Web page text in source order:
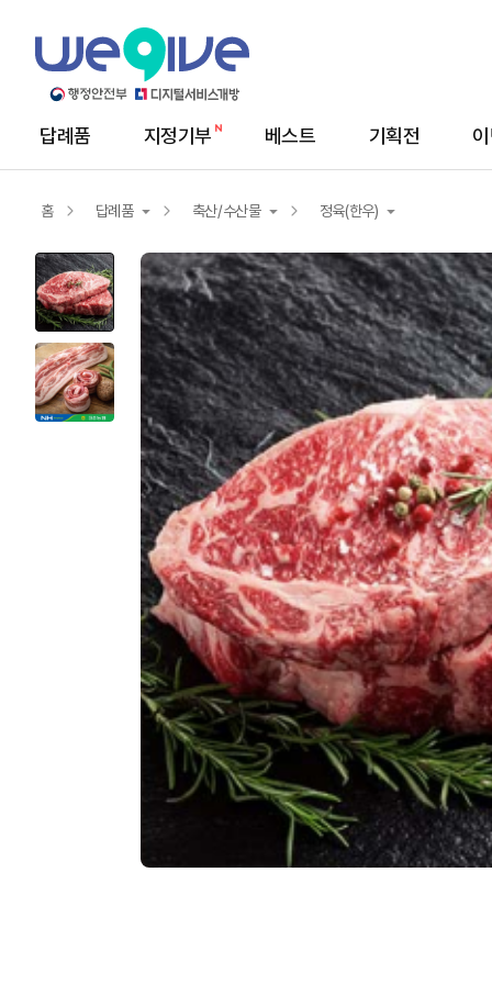
메
답례품 지정기부 베스트 기획전
홈 답례품
답례품
지정기부
축산/수산물
농산물
서비스/상품권
축산/수산물
가공식품
건강식품
생활용품
정육(한우)
정육(한우)
닭/오리/계란
생선/해산물
해초/건어물/젓갈
기타축산/수산물
정육(한돈)
양념육/가공육/세트